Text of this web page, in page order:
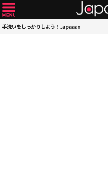
手洗いをしっかりしよう！Japaaan